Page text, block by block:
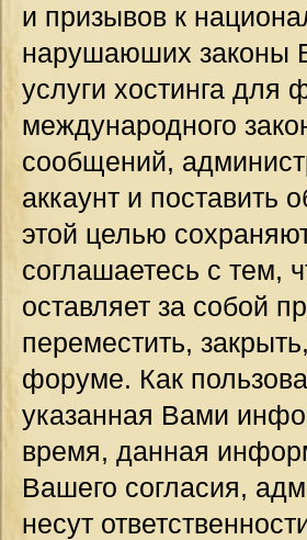
и призывов к
нарушаюших законы
услуги хостинга для
международного
сообщений,
аккаунт и поставить
этой целью
соглашаетесь с тем,
оставляет за собой
переместить,
форуме. Как
указанная Вами
время, данная
Вашего согласия,
несут